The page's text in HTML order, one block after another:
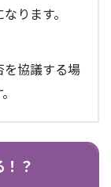
ります。
協議する場
？